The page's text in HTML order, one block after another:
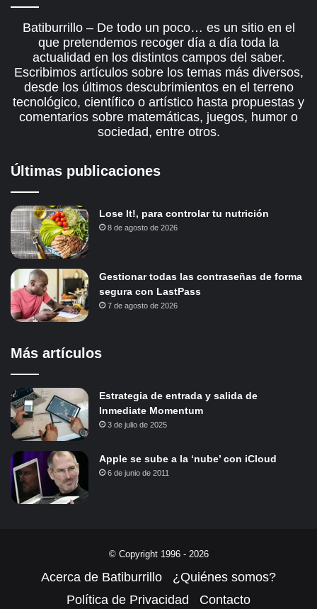
Batiburrillo – De todo un poco… es un sitio en el
que pretendemos recoger día a día toda la
actualidad en los distintos campos del saber.
Escribimos artículos sobre los temas más diversos,
desde los últimos descubrimientos en el terreno
tecnológico, científico o artístico hasta propuestas y
comentarios sobre matemáticas, juegos, humor o
sociedad, entre otros.
Últimas publicaciones
Lose It!, para controlar tu nutrición
8 de agosto de 2026
Gestionar todas las contraseñas de forma
segura con LastPass
7 de agosto de 2026
Más artículos
Estrategia de entrada y salida de
Inmediate Momentum
3 de julio de 2025
Apple se sube a la ‘nube’ con iCloud
6 de junio de 2011
© Copyright 1996 - 2026
Acerca de Batiburrillo
¿Quiénes somos?
Política de Privacidad
Contacto